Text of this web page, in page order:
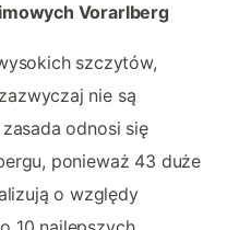
Vorarlberg
szczytów,
nie są
odnosi się
ponieważ 43 duże
o względy